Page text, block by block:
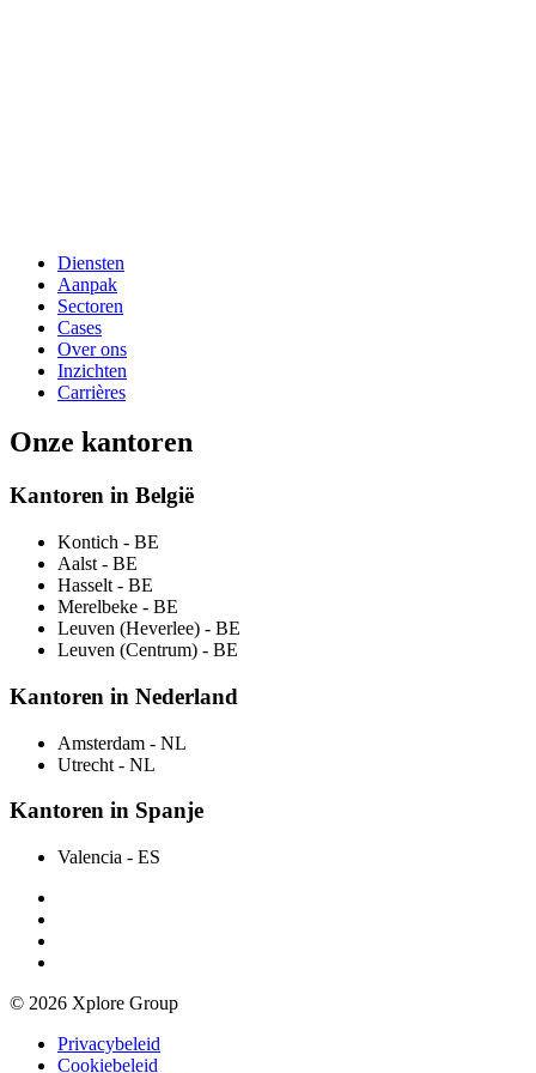
Diensten
Aanpak
Sectoren
Cases
Over ons
Inzichten
Carrières
Onze kantoren
Kantoren in België
Kontich - BE
Aalst - BE
Hasselt - BE
Merelbeke - BE
Leuven (Heverlee) - BE
Leuven (Centrum) - BE
Kantoren in Nederland
Amsterdam - NL
Utrecht - NL
Kantoren in Spanje
Valencia - ES
© 2026 Xplore Group
Privacybeleid
Cookiebeleid